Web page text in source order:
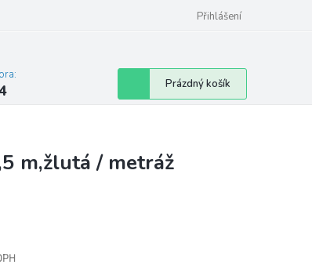
Přihlášení
Nákupní
košík
Prázdný košík
m,žlutá / metráž